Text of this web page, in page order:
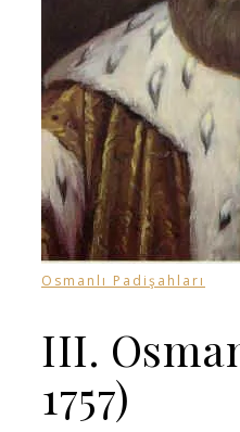
Osmanlı Padişahları
III.
1757)